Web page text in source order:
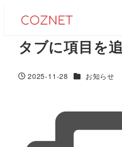
タブに項目を
投稿日
2025-11-28 カテゴリー
お知らせ